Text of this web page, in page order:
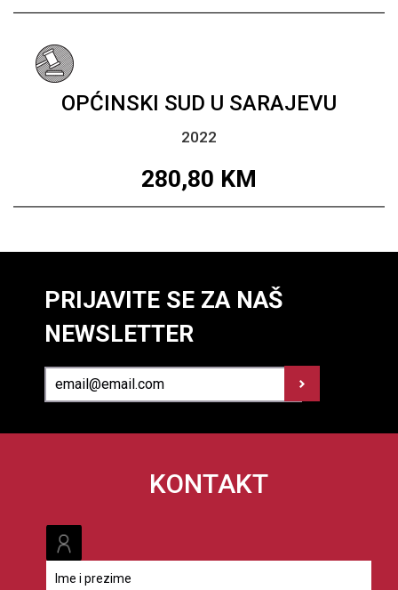
OPĆINSKI SUD U SARAJEVU
2022
280,80 KM
PRIJAVITE SE ZA NAŠ
NEWSLETTER
KONTAKT